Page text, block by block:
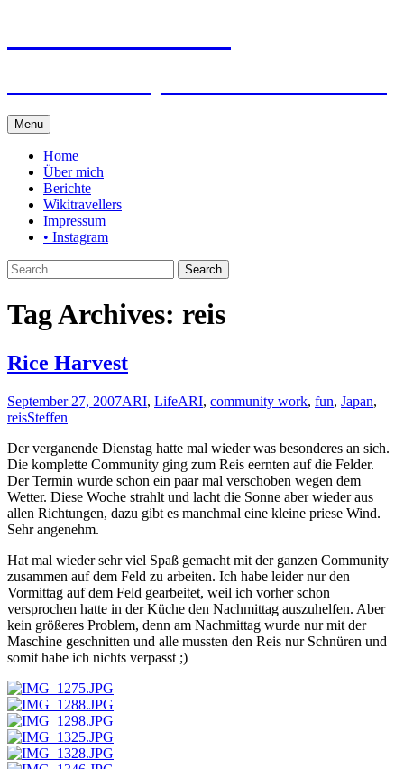
Menu Skip
to
content
Home
Über mich
Berichte
Wikitravellers
Impressum
• Instagram
Search
for:
Tag Archives: reis
Rice Harvest
September 27, 2007ARI, LifeARI, community work, fun, Japan,
reisSteffen
Der verganende Dienstag hatte mal wieder was besonderes an sich.
Die komplette Community ging zum Reis eernten auf die Felder.
Der Termin wurde schon ein paar mal verschoben wegen dem
Wetter. Diese Woche strahlt und lacht die Sonne aber wieder aus
allen Richtungen, dazu gibt es manchmal eine kleine priese Wind.
Sehr angenehm.
Hat mal wieder sehr viel Spaß gemacht mit der ganzen Community
zusammen auf dem Feld zu arbeiten. Ich habe leider nur den
Vormittag auf dem Feld gearbeitet, weil ich vorher schon
versprochen hatte in der Küche den Nachmittag auszuhelfen. Aber
kein größeres Problem, denn am Nachmittag wurde nur mit der
Maschine geschnitten und alle mussten den Reis nur Schnüren und
somit habe ich nichts verpasst ;)